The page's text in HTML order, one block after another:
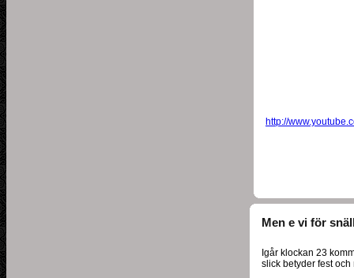
http://
Men e vi för
Igår klockan 23
slick betyder fest